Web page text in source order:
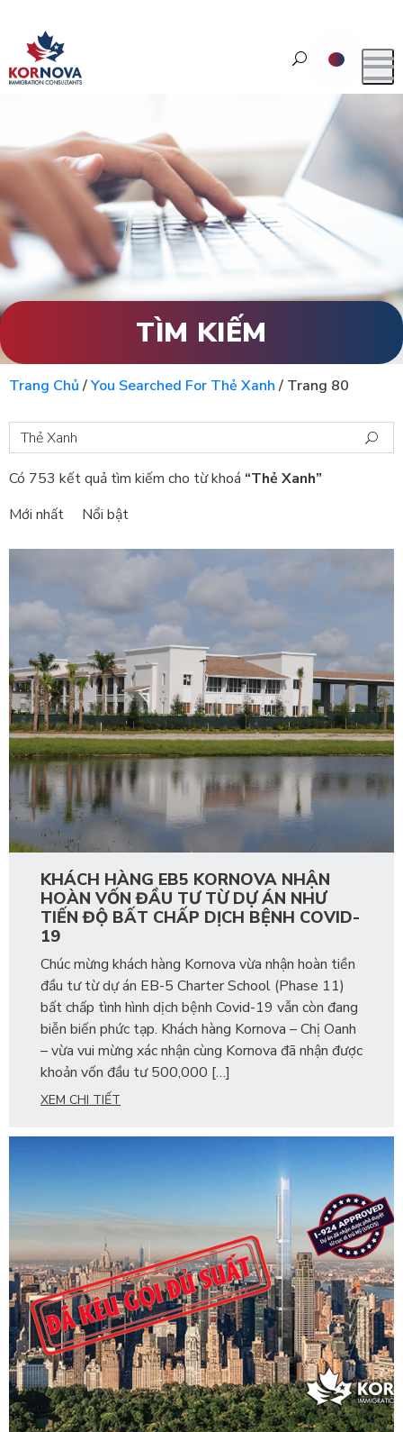
TÌM KIẾM
Trang Chủ/You Searched For Thẻ Xanh/ Trang 80
Có 753 kết quả tìm kiếm cho từ khoá “Thẻ Xanh”
Mới nhất
Nổi bật
KHÁCH HÀNG EB5 KORNOVA NHẬN
HOÀN VỐN ĐẦU TƯ TỪ DỰ ÁN NHƯ
TIẾN ĐỘ BẤT CHẤP DỊCH BỆNH COVID-
19
Chúc mừng khách hàng Kornova vừa nhận hoàn tiền
đầu tư từ dự án EB-5 Charter School (Phase 11)
bất chấp tình hình dịch bệnh Covid-19 vẫn còn đang
biễn biến phức tạp. Khách hàng Kornova – Chị Oanh
– vừa vui mừng xác nhận cùng Kornova đã nhận được
khoản vốn đầu tư 500,000 […]
XEM CHI TIẾT